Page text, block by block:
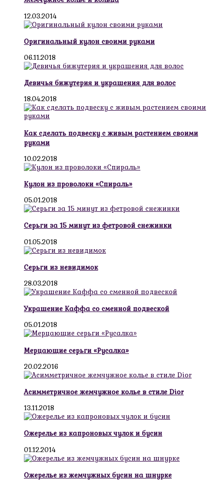
12.03.2014
Оригинальный кулон своими руками
06.11.2018
Девичья бижутерия и украшения для волос
18.04.2018
Как сделать подвеску с живым растением своими
руками
10.02.2018
Кулон из проволоки «Спираль»
05.01.2018
Серьги за 15 минут из фетровой снежинки
01.05.2018
Серьги из невидимок
28.03.2018
Украшение Каффа со сменной подвеской
05.01.2018
Мерцающие серьги «Русалка»
20.02.2016
Асимметричное жемчужное колье в стиле Dior
13.11.2018
Ожерелье из капроновых чулок и бусин
01.12.2014
Ожерелье из жемчужных бусин на шнурке